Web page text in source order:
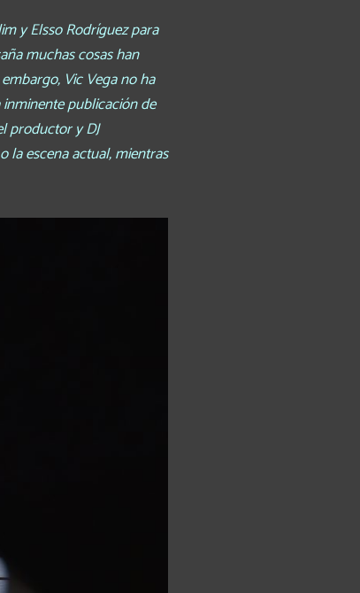
y Elsso Rodríguez para
muchas cosas han
Vic Vega no ha
publicación de
productor y DJ
la escena actual, mientras